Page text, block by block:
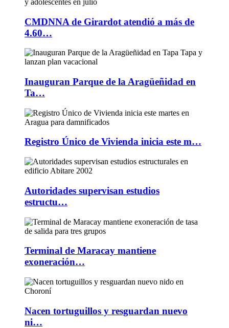
CMDNNA de Girardot atendió a más de
4.60…
Inauguran Parque de la Aragüeñidad en
Ta…
Registro Único de Vivienda inicia este m…
Autoridades supervisan estudios
estructu…
Terminal de Maracay mantiene
exoneración…
Nacen tortuguillos y resguardan nuevo
ni…